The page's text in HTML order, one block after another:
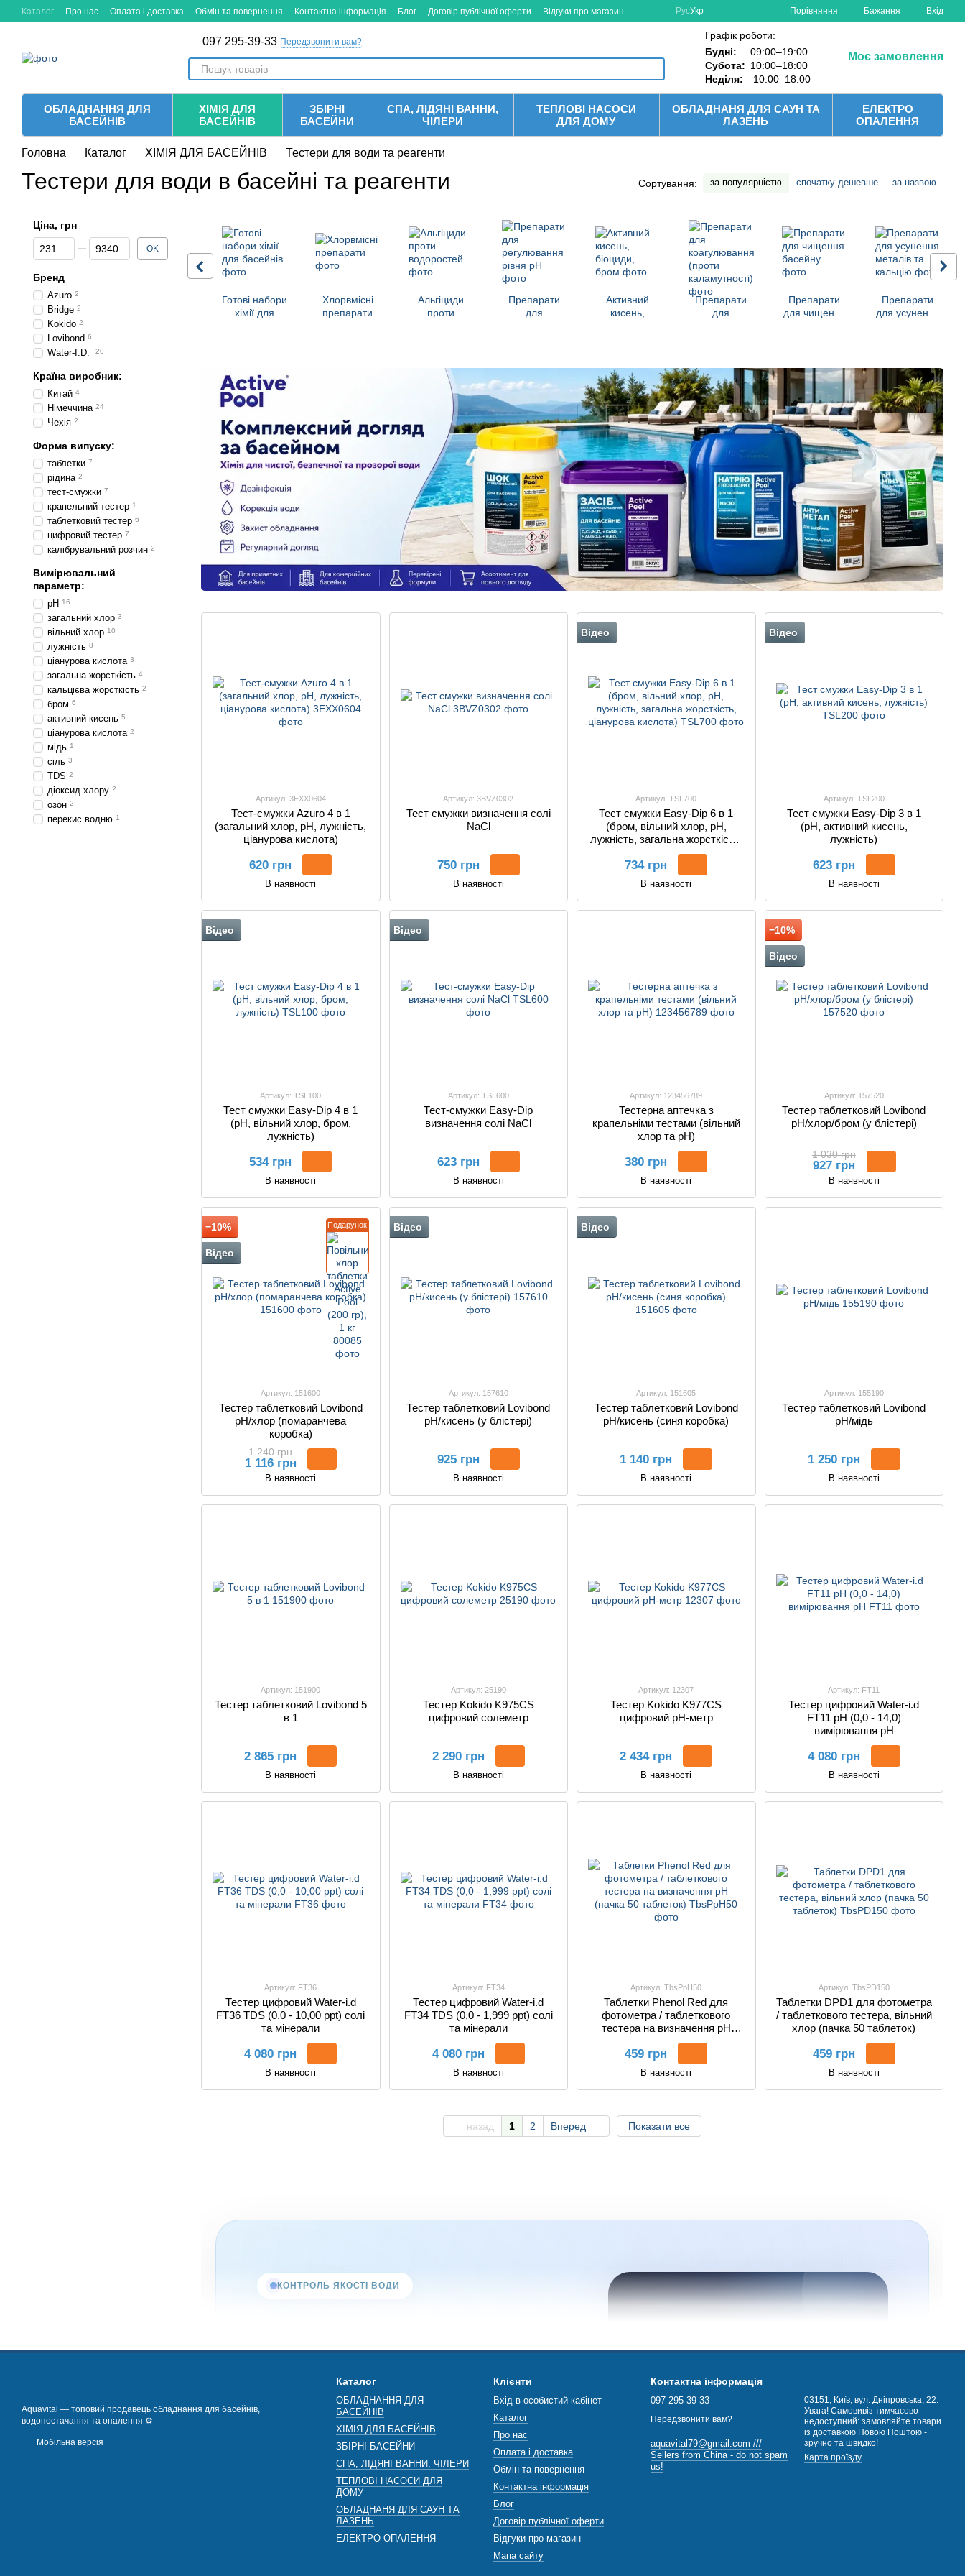
Перейти до основного контенту
Каталог Про нас Оплата і доставка Обмін та повернення Контактна інформація Блог Договір публічної оферти Відгуки про магазин РусУкр Порівняння Бажання Вхід
097 295-39-33 Передзвонити вам?
Графік роботи:
Будні:
09:00–19:00
Субота: 10:00–18:00
Неділя:
10:00–18:00
Моє замовлення
ОБЛАДНАННЯ ДЛЯ
БАСЕЙНІВ
ХІМІЯ ДЛЯ
БАСЕЙНІВ
ЗБІРНІ
БАСЕЙНИ
СПА, ЛІДЯНІ ВАННИ,
ЧІЛЕРИ
ТЕПЛОВІ НАСОСИ
ДЛЯ ДОМУ
ОБЛАДНАНЯ ДЛЯ САУН ТА
ЛАЗЕНЬ
ЕЛЕКТРО
ОПАЛЕННЯ
Головна Каталог ХІМІЯ ДЛЯ БАСЕЙНІВ Тестери для води та реагенти
Тестери для води в басейні та реагенти Сортування: за популярністю спочатку дешевше за назвою
Готові набори
хімії для
Хлорвмісні
препарати
Альгіциди
проти
Препарати
для
Активний
кисень,
Препарати
для
Препарати
для чищення
Препарати
для усунення
КОНТРОЛЬ ЯКОСТІ ВОДИ
якості води в басейні
Тестери для води та реагенти потрібні для точного контролю стану
басейну. Без вимірювань неможливо зрозуміти, наскільки вода безпечна
для купання, чи правильно працює дезінфекція, чи перебуває pH у нормі,
чи є надлишок хлору, чи достатньо брому або активного кисню, чи не
підвищені жорсткість, вміст солі, лужність або рівень стабілізатора.
ГОЛОВНИЙ ПРИНЦИП
спочатку вимірювання,
потім хімія для води
тестер допомагає зрозуміти реальний стан басейну
та вибрати препарат за показниками, а не за
Артикул: 3EXX0604
Тест-смужки Azuro 4 в 1
(загальний хлор, pH, лужність,
ціанурова кислота)
620 грн
В наявності
Артикул: 3BVZ0302
Тест смужки визначення солі
NaCl
750 грн
В наявності
Відео
Артикул: TSL700
Тест смужки Easy-Dip 6 в 1
(бром, вільний хлор, pH,
лужність, загальна жорсткість,
ціанурова кислота)
734 грн
В наявності
Відео
Артикул: TSL200
Тест смужки Easy-Dip 3 в 1
(pH, активний кисень,
лужність)
623 грн
В наявності
Відео
Артикул: TSL100
Тест смужки Easy-Dip 4 в 1
(pH, вільний хлор, бром,
лужність)
534 грн
В наявності
Відео
Артикул: TSL600
Тест-смужки Easy-Dip
визначення солі NaCl
623 грн
В наявності
Артикул: 123456789
Тестерна аптечка з
крапельніми тестами (вільний
хлор та pH)
380 грн
В наявності
−10%
Відео
Артикул: 157520
Тестер таблетковий Lovibond
pH/хлор/бром (у блістері)
1 030 грн
927 грн
В наявності
Подарунок
−10%
Відео
Артикул: 151600
Тестер таблетковий Lovibond
pH/хлор (помаранчева
коробка)
1 240 грн
1 116 грн
В наявності
Відео
Артикул: 157610
Тестер таблетковий Lovibond
pH/кисень (у блістері)
925 грн
В наявності
Відео
Артикул: 151605
Тестер таблетковий Lovibond
pH/кисень (синя коробка)
1 140 грн
В наявності
Артикул: 155190
Тестер таблетковий Lovibond
pH/мідь
1 250 грн
В наявності
Артикул: 151900
Тестер таблетковий Lovibond 5
в 1
2 865 грн
В наявності
Артикул: 25190
Тестер Kokido K975CS
цифровий солеметр
2 290 грн
В наявності
Артикул: 12307
Тестер Kokido K977CS
цифровий рН-метр
2 434 грн
В наявності
Артикул: FT11
Тестер цифровий Water-i.d
FT11 pH (0,0 - 14,0)
вимірювання pH
4 080 грн
В наявності
Артикул: FT36
Тестер цифровий Water-i.d
FT36 TDS (0,0 - 10,00 ppt) солі
та мінерали
4 080 грн
В наявності
Артикул: FT34
Тестер цифровий Water-i.d
FT34 TDS (0,0 - 1,999 ppt) солі
та мінерали
4 080 грн
В наявності
Артикул: TbsPpH50
Таблетки Phenol Red для
фотометра / таблеткового
тестера на визначення pH
(пачка 50 таблеток)
459 грн
В наявності
Артикул: TbsPD150
Таблетки DPD1 для фотометра
/ таблеткового тестера, вільний
хлор (пачка 50 таблеток)
459 грн
В наявності
назад 1 2 Вперед Показати все
Ціна, грн
Від Ціна, грн
До Ціна, грн OK
Бренд
Azuro 2
Bridge 2
Kokido 2
Lovibond 6
Water-I.D. 20
Країна виробник:
Китай 4
Німеччина 24
Чехія 2
Форма випуску:
таблетки 7
рідина 2
тест-смужки 7
крапельний тестер 1
таблетковий тестер 6
цифровий тестер 7
калібрувальний розчин 2
Вимірювальний
параметр:
pH 16
загальний хлор 3
вільний хлор 10
лужність 8
ціанурова кислота 3
загальна жорсткість 4
кальцієва жорсткість 2
бром 6
активний кисень 5
ціанурова кислота 2
мідь 1
сіль 3
TDS 2
діоксид хлору 2
озон 2
перекис водню 1
Aquavital — топовий продавець обладнання для басейнів,
водопостачання та опалення ⚙️
Мобільна версія
Каталог
ОБЛАДНАННЯ ДЛЯ
БАСЕЙНІВ
ХІМІЯ ДЛЯ БАСЕЙНІВ
ЗБІРНІ БАСЕЙНИ
СПА, ЛІДЯНІ ВАННИ, ЧІЛЕРИ
ТЕПЛОВІ НАСОСИ ДЛЯ
ДОМУ
ОБЛАДНАНЯ ДЛЯ САУН ТА
ЛАЗЕНЬ
ЕЛЕКТРО ОПАЛЕННЯ
Клієнти
Вхід в особистий кабінет
Каталог
Про нас
Оплата і доставка
Обмін та повернення
Контактна інформація
Блог
Договір публічної оферти
Відгуки про магазин
Мапа сайту
Контактна інформація
097 295-39-33
Передзвонити вам?
aquavital79@gmail.com ///
Sellers from China - do not spam
us!
03151, Київ, вул. Дніпровська, 22.
Увага! Самовивіз тимчасово
недоступний: замовляйте товари
із доставкою Новою Поштою -
зручно та швидко!
Карта проїзду